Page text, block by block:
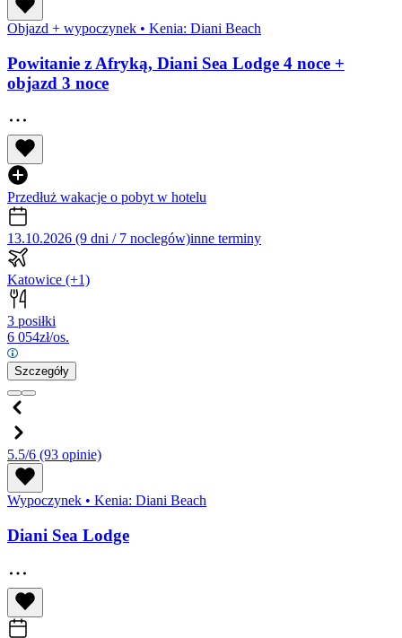
Objazd + wypoczynek • Kenia: Diani Beach
Powitanie z Afryką, Diani Sea Lodge 4 noce +
objazd 3 noce
Przedłuż wakacje o pobyt w hotelu
13.10.2026 (9 dni / 7 noclegów)inne terminy
Katowice (+1)
3 posiłki
6 054zł/os.
Szczegóły
5.5/6 (93 opinie)
Wypoczynek • Kenia: Diani Beach
Diani Sea Lodge